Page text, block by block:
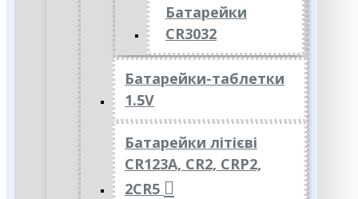
Батарейки
CR3032
Батарейки-таблетки
1.5V
Батарейки літієві
CR123A, CR2, CRP2,
2CR5